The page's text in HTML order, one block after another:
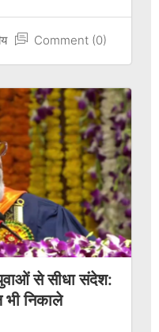
Comment (0)
से सीधा संदेश:
निकाले